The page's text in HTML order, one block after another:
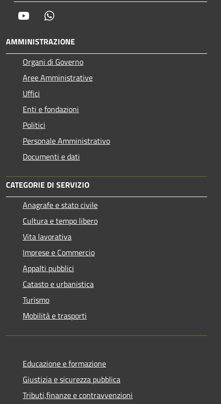
Youtube
AMMINISTRAZIONE
Organi di Governo
Aree Amministrative
Uffici
Enti e fondazioni
Politici
Personale Amministrativo
Documenti e dati
CATEGORIE DI SERVIZIO
Anagrafe e stato civile
Cultura e tempo libero
Vita lavorativa
Imprese e Commercio
Appalti pubblici
Catasto e urbanistica
Turismo
Mobilità e trasporti
Educazione e formazione
Giustizia e sicurezza pubblica
Tributi,finanze e contravvenzioni